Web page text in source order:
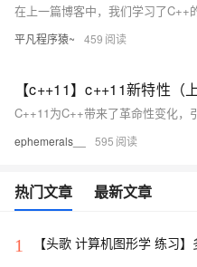
平凡程序猿~ 459
ephemerals__ 595
热门文章 最新文章
1
【头歌 计算机图形学 练习